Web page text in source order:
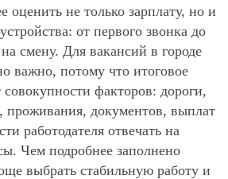
оценить не только зарплату, но и
от первого звонка до
смену. Для вакансий в городе
важно, потому что итоговое
факторов: дороги,
проживания, документов, выплат
работодателя отвечать на
Чем подробнее заполнено
выбрать стабильную работу и